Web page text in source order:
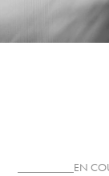
__________EN